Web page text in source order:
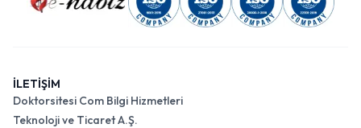
İLETİŞİM
Doktorsitesi Com Bilgi Hizmetleri
Teknoloji ve Ticaret A.Ş.